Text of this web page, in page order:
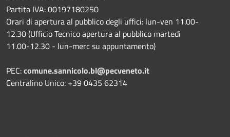
Partita IVA: 00197180250
Orari di apertura al pubblico degli uffici: lun-ven 11.00-
12.30 (Ufficio Tecnico apertura al pubblico martedì
11.00-12.30 - lun-merc su appuntamento)
PEC:comune.sannicolo.bl@pecveneto.it
Centralino Unico: +39 0435 62314